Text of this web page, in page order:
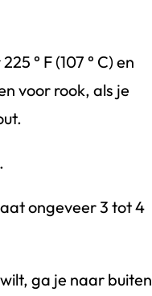
° F (107 ° C) en
voor rook, als je
ongeveer 3 tot 4
ga je naar buiten